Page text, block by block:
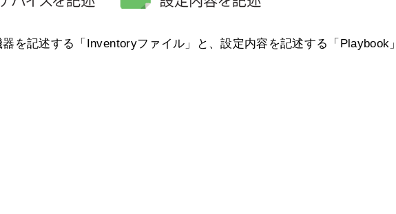
を記述する「Inventoryファイル」と、設定内容を記述する「Playbook」